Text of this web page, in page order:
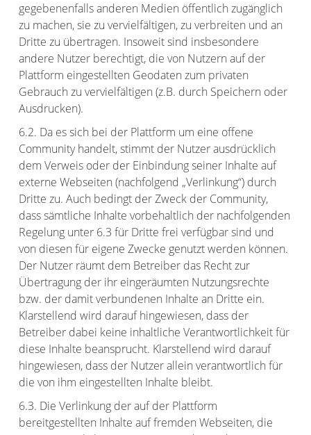
gegebenenfalls anderen Medien öffentlich zugänglich
zu machen, sie zu vervielfältigen, zu verbreiten und an
Dritte zu übertragen. Insoweit sind insbesondere
andere Nutzer berechtigt, die von Nutzern auf der
Plattform eingestellten Geodaten zum privaten
Gebrauch zu vervielfältigen (z.B. durch Speichern oder
Ausdrucken).
6.2. Da es sich bei der Plattform um eine offene
Community handelt, stimmt der Nutzer ausdrücklich
dem Verweis oder der Einbindung seiner Inhalte auf
externe Webseiten (nachfolgend „Verlinkung“) durch
Dritte zu. Auch bedingt der Zweck der Community,
dass sämtliche Inhalte vorbehaltlich der nachfolgenden
Regelung unter 6.3 für Dritte frei verfügbar sind und
von diesen für eigene Zwecke genutzt werden können.
Der Nutzer räumt dem Betreiber das Recht zur
Übertragung der ihr eingeräumten Nutzungsrechte
bzw. der damit verbundenen Inhalte an Dritte ein.
Klarstellend wird darauf hingewiesen, dass der
Betreiber dabei keine inhaltliche Verantwortlichkeit für
diese Inhalte beansprucht. Klarstellend wird darauf
hingewiesen, dass der Nutzer allein verantwortlich für
die von ihm eingestellten Inhalte bleibt.
6.3. Die Verlinkung der auf der Plattform
bereitgestellten Inhalte auf fremden Webseiten, die